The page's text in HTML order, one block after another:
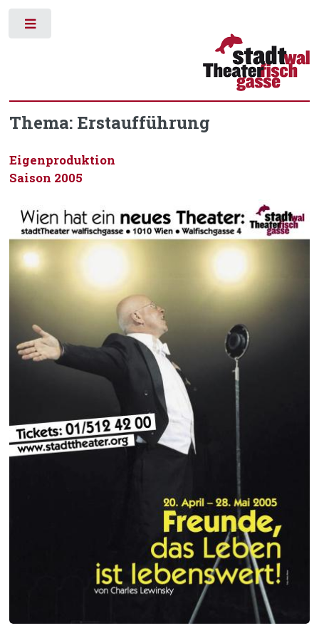
Thema: Erstaufführung
Eigenproduktion
Saison 2005